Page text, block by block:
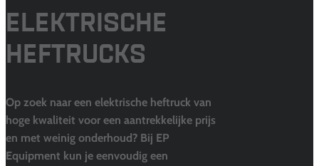
ELEKTRISCHE
HEFTRUCKS
Op zoek naar een elektrische heftruck van
hoge kwaliteit voor een aantrekkelijke prijs
en met weinig onderhoud? Bij EP
Equipment kun je eenvoudig een